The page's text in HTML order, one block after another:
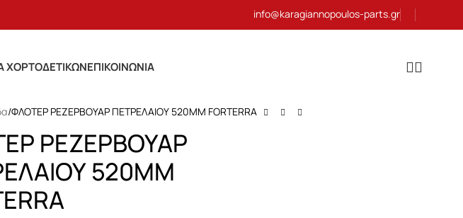
info@karagiannopoulos-parts.gr
ΧΟΡΤΟΔΕΤΙΚΩΝΕΠΙΚΟΙΝΩΝΊΑ
ΦΛΟΤΕΡ ΡΕΖΕΡΒΟΥΑΡ ΠΕΤΡΕΛΑΙΟΥ 520MM FORTERRA
ΡΕΖΕΡΒΟΥΑΡ
520MM